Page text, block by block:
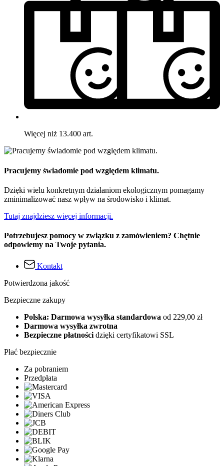
Więcej niż 13.400 art.
Pracujemy świadomie pod względem klimatu.
Dzięki wielu konkretnym działaniom ekologicznym pomagamy
zminimalizować nasz wpływ na środowisko i klimat.
Tutaj znajdziesz więcej informacji.
Potrzebujesz pomocy w związku z zamówieniem? Chętnie
odpowiemy na Twoje pytania.
Kontakt
Potwierdzona jakość
Bezpieczne zakupy
Polska: Darmowa wysyłka standardowa od 229,00 zł
Darmowa wysyłka zwrotna
Bezpieczne płatnościdzięki certyfikatowi SSL
Płać bezpiecznie
Za pobraniem
Przedpłata